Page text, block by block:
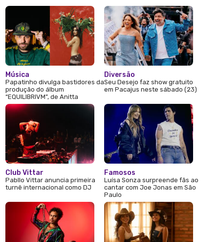
Música
Papatinho divulga bastidores da
produção do álbum
“EQUILIBRIVM”, de Anitta
Club Vittar
Pabllo Vittar anuncia primeira
turnê internacional como DJ
Diversão
Seu Desejo faz show gratuito
em Pacajus neste sábado (23)
Famosos
Luísa Sonza surpreende fãs ao
cantar com Joe Jonas em São
Paulo